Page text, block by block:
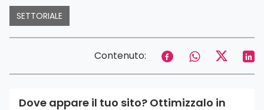
SETTORIALE
Contenuto:
Dove appare il tuo sito? Ottimizzalo in